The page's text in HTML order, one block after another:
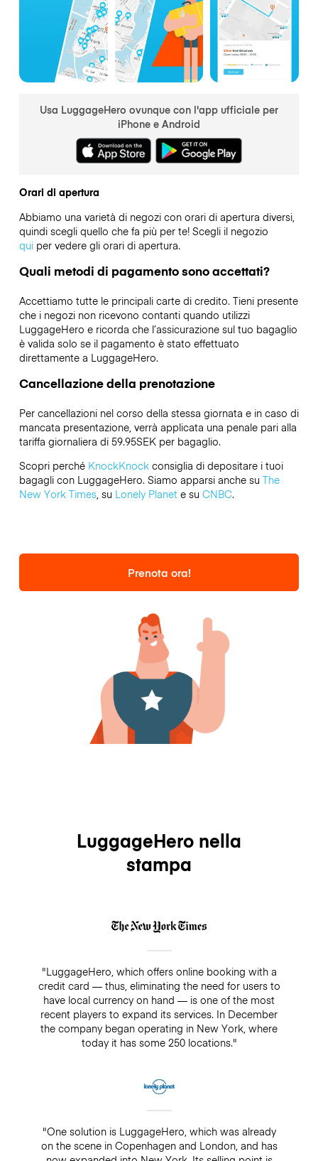
Usa LuggageHero ovunque con l'app ufficiale per
iPhone e Android
Orari di apertura
Abbiamo una varietà di negozi con orari di apertura diversi,
quindi scegli quello che fa più per te! Scegli il negozio
quiper vedere gli orari di apertura.
Quali metodi di pagamento sono accettati?
Accettiamo tutte le principali carte di credito. Tieni presente
che i negozi non ricevono contanti quando utilizzi
LuggageHero e ricorda che l’assicurazione sul tuo bagaglio
è valida solo se il pagamento è stato effettuato
direttamente a LuggageHero.
Cancellazione della prenotazione
Per cancellazioni nel corso della stessa giornata e in caso di
mancata presentazione, verrà applicata una penale pari alla
tariffa giornaliera di 59.95SEK per bagaglio.
Scopri perché KnockKnockconsiglia di depositare i tuoi
bagagli con LuggageHero. Siamo apparsi anche su The
New York Times, su Lonely Planete su CNBC.
Prenota ora!
LuggageHero nella
stampa
"LuggageHero, which offers online booking with a
credit card — thus, eliminating the need for users to
have local currency on hand — is one of the most
recent players to expand its services. In December
the company began operating in New York, where
today it has some 250 locations."
"One solution is LuggageHero, which was already
on the scene in Copenhagen and London, and has